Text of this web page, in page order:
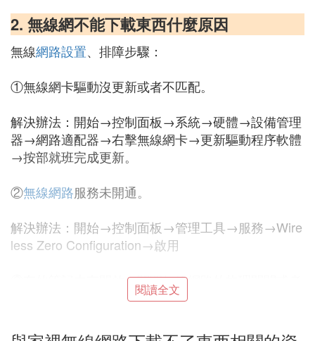
2. 無線網不能下載東西什麼原因
無線網路設置、排障步驟：
①無線網卡驅動沒更新或者不匹配。
解決辦法：開始→控制面板→系統→硬體→設備管理
器→網路適配器→右擊無線網卡→更新驅動程序軟體
→按部就班完成更新。
②無線網路服務未開通。
解決辦法：開始→控制面板→管理工具→服務→Wire
less Zero Configuration→啟用
③有的筆記本有開啟、關閉無線網路的物理開關或者
快捷鍵Fn+F2，關閉一下，再重啟即可。
④無線路由器的訊號差：
閱讀全文